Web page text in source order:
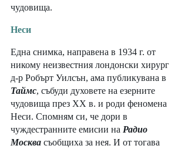
чудовища.
Неси
Една снимка, направена в 1934 г. от
никому неизвестния лондонски хирург
д-р Робърт Уилсън, ама публикувана в
Таймс, събуди духовете на езерните
чудовища през ХХ в. и роди феномена
Неси. Спомням си, че дори в
чуждестранните емисии на Радио
Москва съобщиха за нея. И от тогава